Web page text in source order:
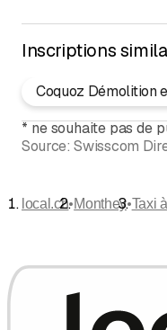
Inscriptions
Coquoz Démolition
* ne souhaite pas de
Source: Swisscom
local.ch•Monthey•Taxi